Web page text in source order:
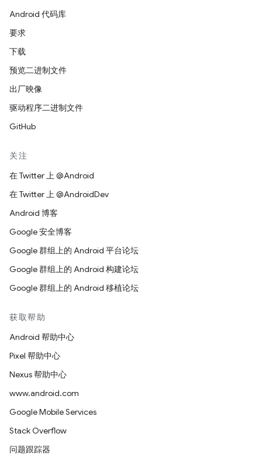
Android 代码库
要求
下载
预览二进制文件
出厂映像
驱动程序二进制文件
GitHub
关注
在 Twitter 上 @Android
在 Twitter 上 @AndroidDev
Android 博客
Google 安全博客
Google 群组上的 Android 平台论坛
Google 群组上的 Android 构建论坛
Google 群组上的 Android 移植论坛
获取帮助
Android 帮助中心
Pixel 帮助中心
Nexus 帮助中心
www.android.com
Google Mobile Services
Stack Overflow
问题跟踪器